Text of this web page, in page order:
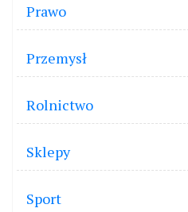
Prawo
Przemysł
Rolnictwo
Sklepy
Sport